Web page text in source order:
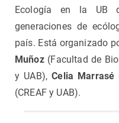
Ecología en la UB
generaciones de
país. Está organizado
Muñoz(Facultad de
y UAB),Celia Marrasé
(CREAF y UAB).